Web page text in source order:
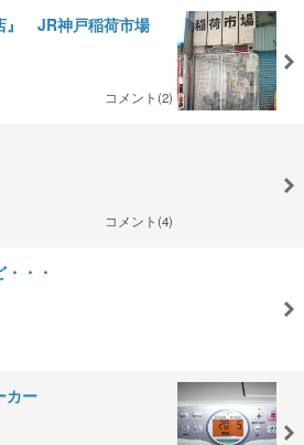
』 JR神戸稲荷市場
コメント(2)
コメント(4)
・・
カー